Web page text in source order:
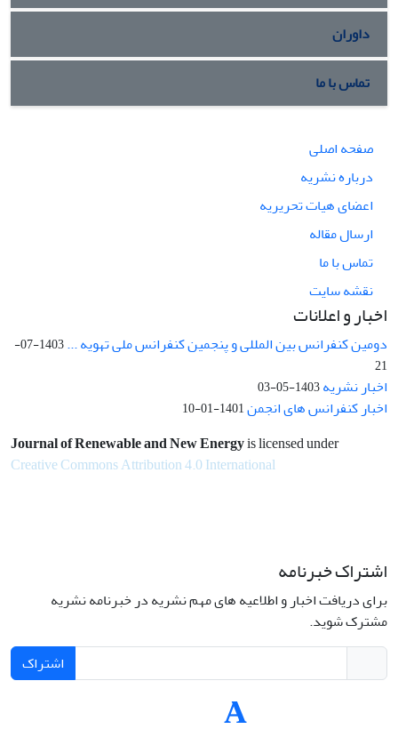
داوران
تماس با ما
صفحه اصلی
درباره نشریه
اعضای هیات تحریریه
ارسال مقاله
تماس با ما
نقشه سایت
اخبار و اعلانات
دومین کنفرانس بین المللی و پنجمین کنفرانس ملی تهویه ...
1403-07-
21
اخبار نشریه1403-05-03
اخبار کنفرانس های انجمن1401-01-10
Journal of Renewable and New Energyis licensed under
Creative Commons Attribution 4.0 International
اشتراک خبرنامه
برای دریافت اخبار و اطلاعیه های مهم نشریه در خبرنامه نشریه
مشترک شوید.
اشتراک